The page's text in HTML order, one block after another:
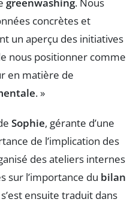
concrètes et
un aperçu des initiatives
nous positionner comme
en matière de
. »
Sophie, gérante d’une
de l’implication des
des ateliers internes
sur l’importance du bilan
ensuite traduit dans